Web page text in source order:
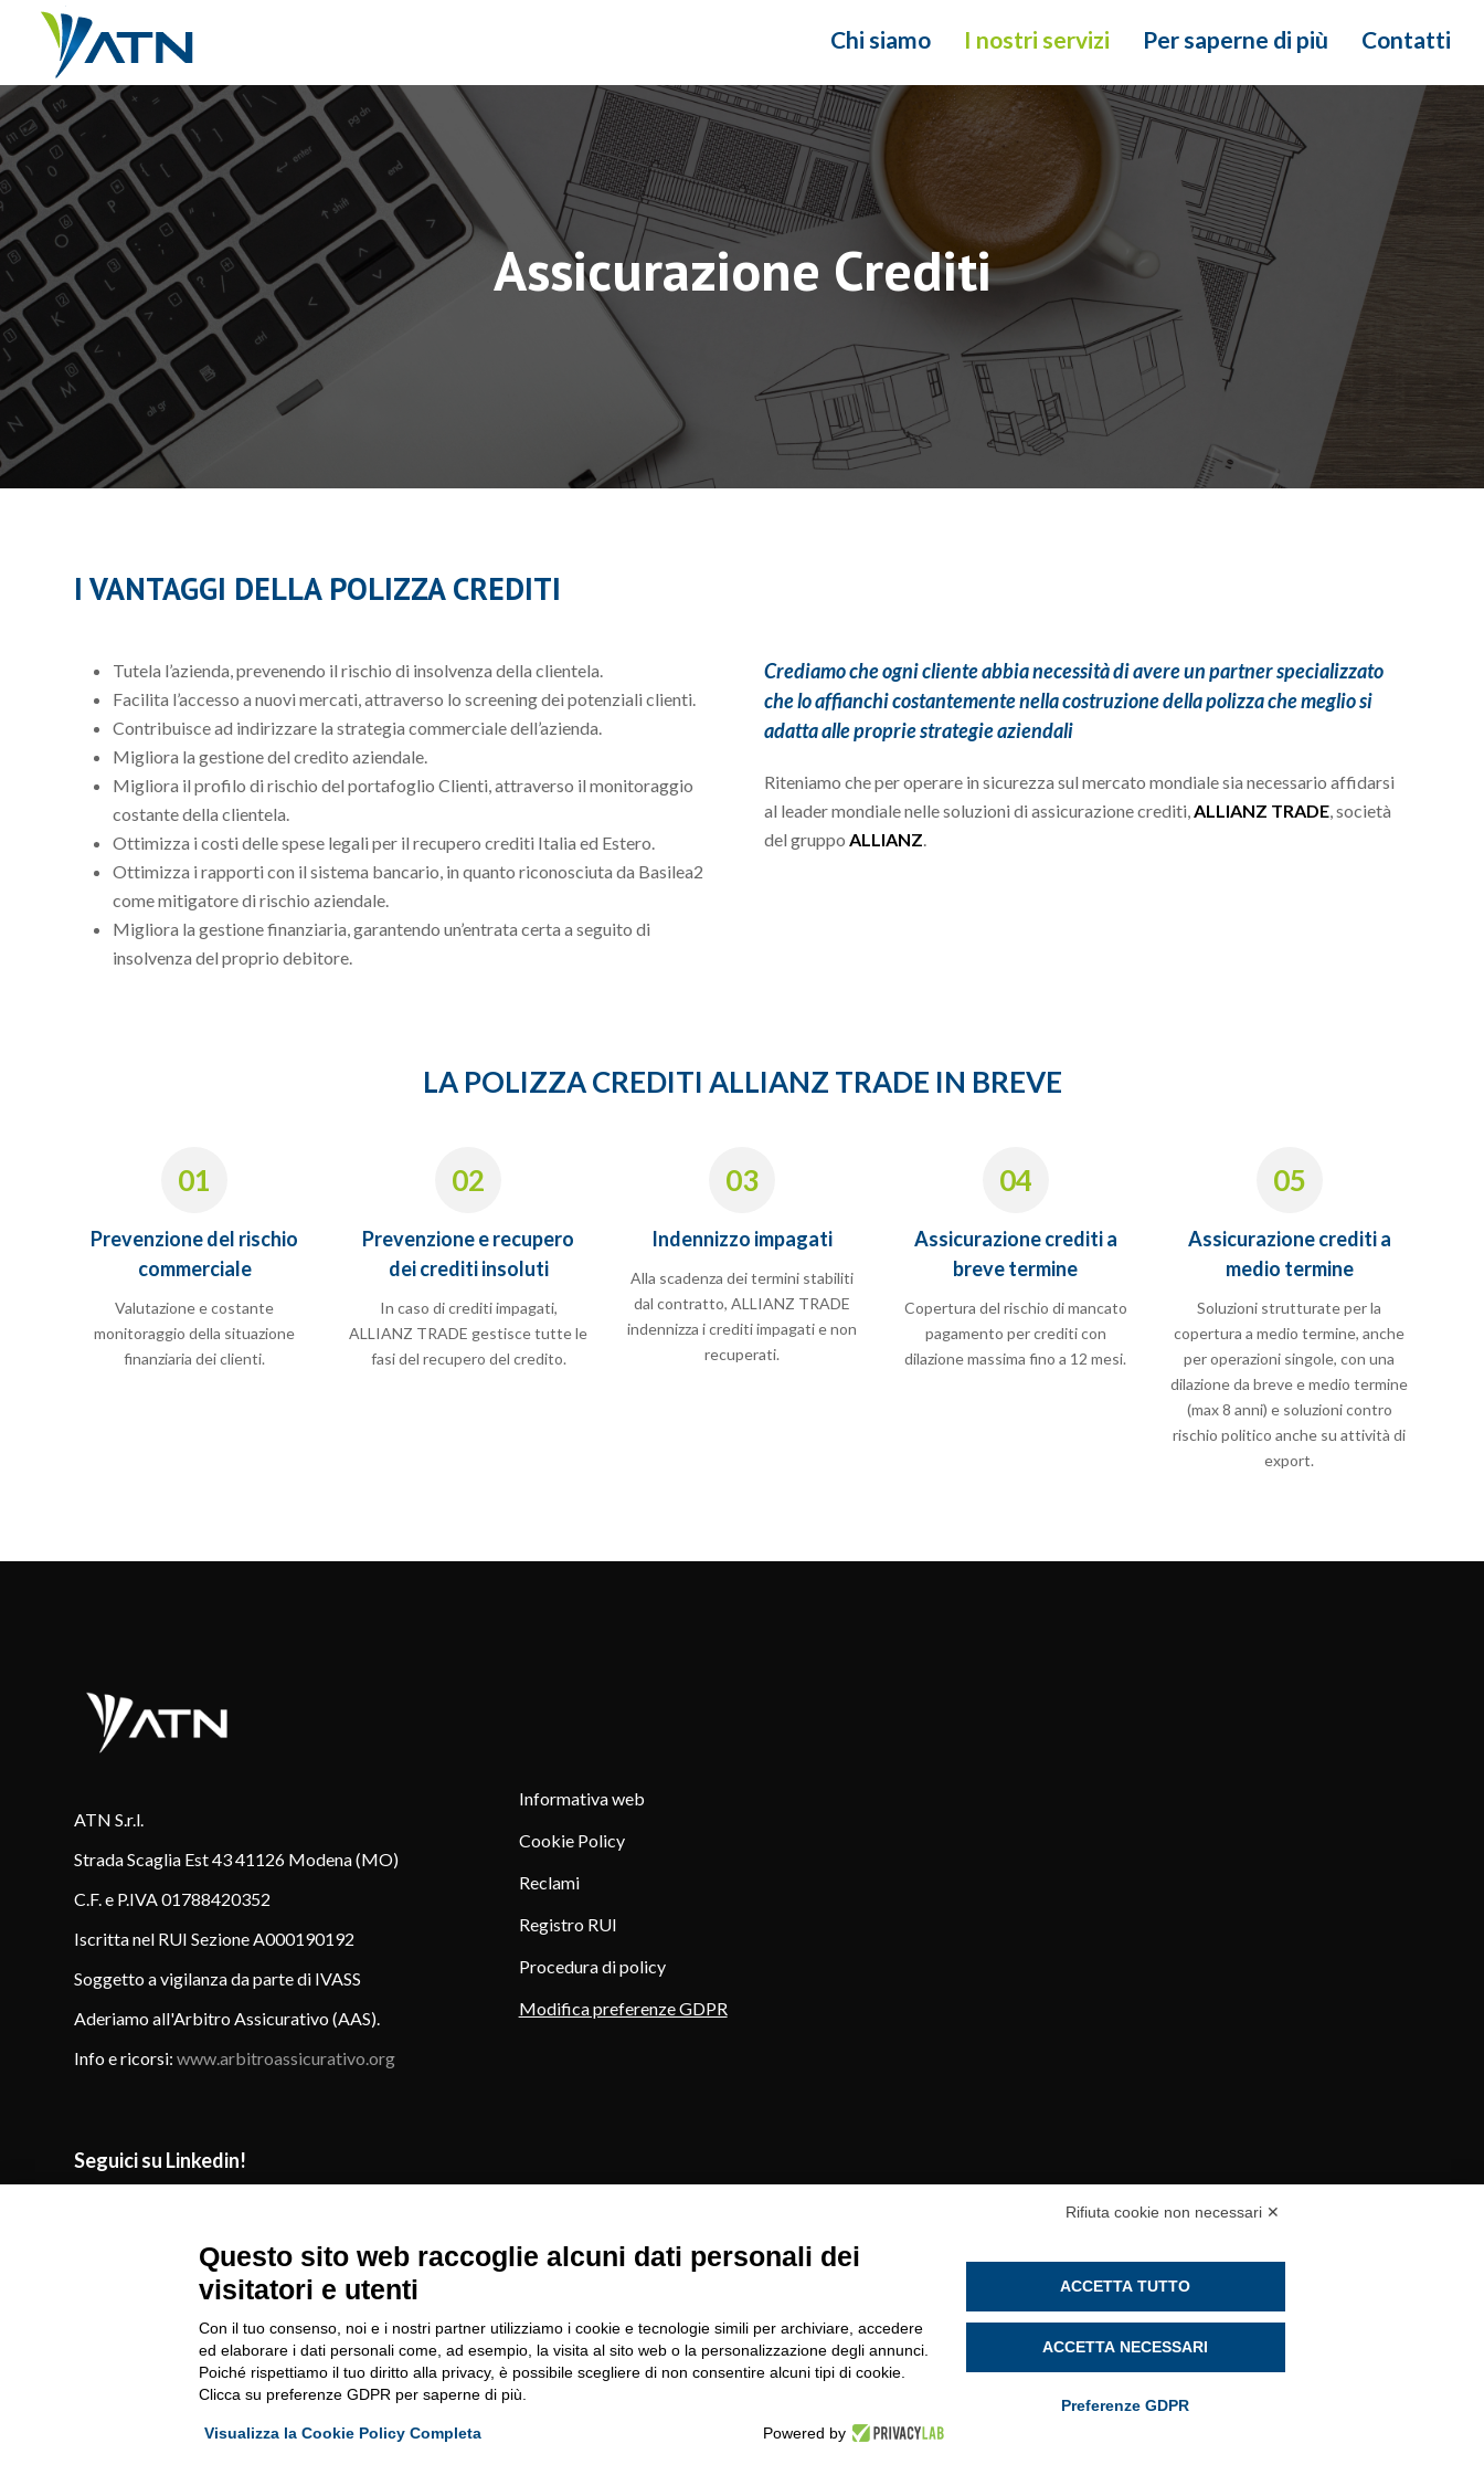
Chi siamo I nostri servizi Per saperne di più Contatti
Assicurazione Crediti
I VANTAGGI DELLA POLIZZA CREDITI
Tutela l’azienda, prevenendo il rischio di insolvenza della clientela.
Facilita l’accesso a nuovi mercati, attraverso lo screening dei potenziali clienti.
Contribuisce ad indirizzare la strategia commerciale dell’azienda.
Migliora la gestione del credito aziendale.
Migliora il profilo di rischio del portafoglio Clienti, attraverso il monitoraggio
costante della clientela.
Ottimizza i costi delle spese legali per il recupero crediti Italia ed Estero.
Ottimizza i rapporti con il sistema bancario, in quanto riconosciuta da Basilea2
come mitigatore di rischio aziendale.
Migliora la gestione finanziaria, garantendo un’entrata certa a seguito di
insolvenza del proprio debitore.
Crediamo che ogni cliente abbia necessità di avere un partner specializzato
che lo affianchi costantemente nella costruzione della polizza che meglio si
adatta alle proprie strategie aziendali
Riteniamo che per operare in sicurezza sul mercato mondiale sia necessario affidarsi
al leader mondiale nelle soluzioni di assicurazione crediti,ALLIANZ TRADE, società
del gruppo ALLIANZ.
LA POLIZZA CREDITI ALLIANZ TRADE IN BREVE
01
Prevenzione del rischio
commerciale
Valutazione e costante
monitoraggio della situazione
finanziaria dei clienti.
02
Prevenzione e recupero
dei crediti insoluti
In caso di crediti impagati,
ALLIANZ TRADE gestisce tutte le
fasi del recupero del credito.
03
Indennizzo impagati
Alla scadenza dei termini stabiliti
dal contratto, ALLIANZ TRADE
indennizza i crediti impagati e non
recuperati.
04
Assicurazione crediti a
breve termine
Copertura del rischio di mancato
pagamento per crediti con
dilazione massima fino a 12 mesi.
05
Assicurazione crediti a
medio termine
Soluzioni strutturate per la
copertura a medio termine, anche
per operazioni singole, con una
dilazione da breve e medio termine
(max 8 anni) e soluzioni contro
rischio politico anche su attività di
export.
ATN S.r.l.
Strada Scaglia Est 43 41126 Modena (MO)
C.F. e P.IVA 01788420352
Iscritta nel RUI Sezione A000190192
Soggetto a vigilanza da parte di IVASS
Aderiamo all'Arbitro Assicurativo (AAS).
Info e ricorsi:www.arbitroassicurativo.org
Seguici su Linkedin!
Informativa web
Cookie Policy
Reclami
Registro RUI
Procedura di policy
Modifica preferenze GDPR
Agente Generale: Claudio Creatura - iscrizione al RUI sezione A n° 124109 in data 12/03/2007
Agente Generale Manuela Ferranti - Iscrizione al RUI sezione A n° A000188993 in data 01/12/2023
Rifiuta cookie non necessari ✕
Questo sito web raccoglie alcuni dati personali dei
visitatori e utenti
Con il tuo consenso, noi e i nostri partner utilizziamo i cookie e tecnologie simili per archiviare, accedere
ed elaborare i dati personali come, ad esempio, la visita al sito web o la personalizzazione degli annunci.
Poiché rispettiamo il tuo diritto alla privacy, è possibile scegliere di non consentire alcuni tipi di cookie.
Clicca su preferenze GDPR per saperne di più.
Visualizza la Cookie Policy Completa Powered by
ACCETTA TUTTO
ACCETTA NECESSARI
Preferenze GDPR